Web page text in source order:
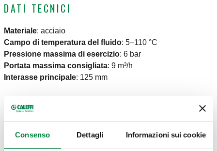
Consenso Dettagli Informazioni sui cookie
DATI TECNICI
Materiale: acciaio
Campo di temperatura del fluido: 5–110 °C
Pressione massima di esercizio: 6 bar
Portata massima consigliata: 9 m³/h
Interasse principale: 125 mm
DISEGNI E SPECIFICHE